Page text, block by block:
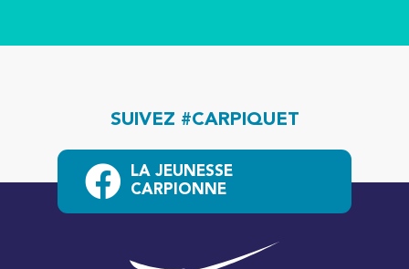
SUIVEZ #CARPIQUET
LA JEUNESSE
CARPIONNE